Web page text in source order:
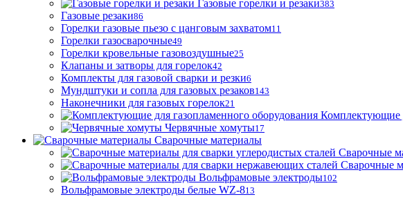
Газовые горелки и резаки383
Газовые резаки86
Горелки газовые пьезо с цанговым захватом11
Горелки газосварочные49
Горелки кровельные газовоздушные25
Клапаны и затворы для горелок42
Комплекты для газовой сварки и резки6
Мундштуки и сопла для газовых резаков143
Наконечники для газовых горелок21
Комплектующие
Червячные хомуты17
Сварочные материалы
Сварочные
Сварочные
Вольфрамовые электроды102
Вольфрамовые электроды белые WZ-813